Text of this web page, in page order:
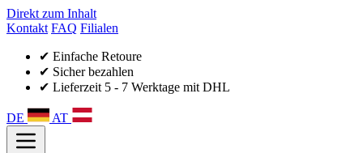
Direkt zum Inhalt
Kontakt FAQ Filialen
✔ Einfache Retoure
✔ Sicher bezahlen
✔ Lieferzeit 5 - 7 Werktage mit DHL
DE AT